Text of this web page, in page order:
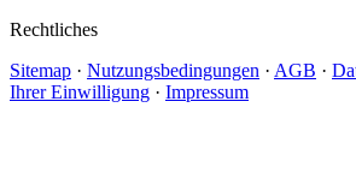
Rechtliches
Sitemap · Nutzungsbedingungen · AGB ·
Ihrer Einwilligung · Impressum